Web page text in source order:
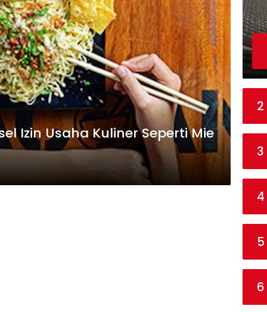
Izin Usaha Kuliner Seperti Mie
2
3
4
5
6